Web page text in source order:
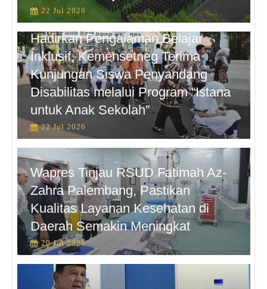
22 Jul 2026
Hadirkan Pengalaman Belajar
Inklusif, Kemensetneg Terima
Kunjungan Siswa Penyandang
Disabilitas melalui Program “Istana
untuk Anak Sekolah”
22 Jul 2026
Wapres Tinjau RSUD Fatimah Az-
Zahra Palembang, Pastikan
Kualitas Layanan Kesehatan di
Daerah Semakin Meningkat
20 Jul 2026